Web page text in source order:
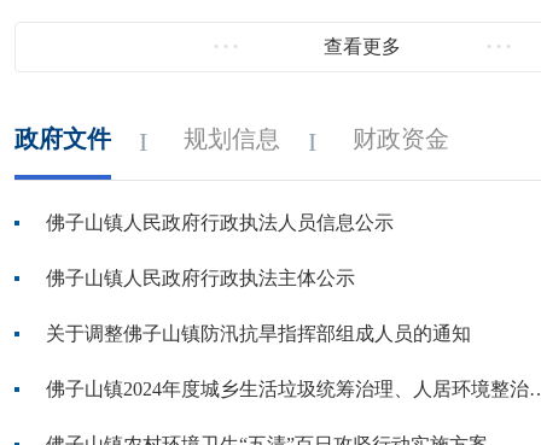
查看更多
政府文件 规划信息 财政资金
佛子山镇人民政府行政执法人员信息公示
佛子山镇人民政府行政执法主体公示
关于调整佛子山镇防汛抗旱指挥部组成人员的通知
佛子山镇2024年度城乡生活